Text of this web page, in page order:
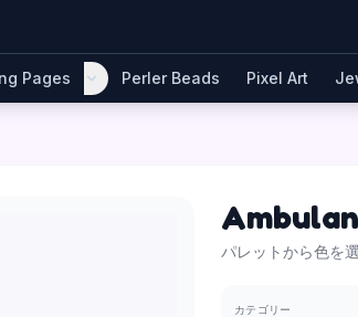
Pages Perler Beads Pixel Art
パレットから色を
カテゴリー